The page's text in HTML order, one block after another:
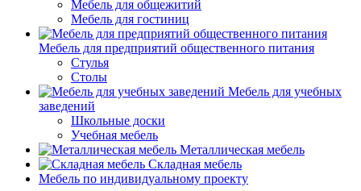
Мебель для общежитий
Мебель для гостиниц
Мебель для предприятий общественного питания
Стулья
Столы
Мебель для учебных
заведений
Школьные доски
Учебная мебель
Металлическая мебель
Складная мебель
Мебель по индивидуальному проекту